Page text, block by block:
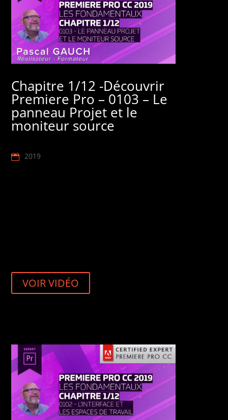
Chapitre 1/12 -Découvrir
Premiere Pro – 0103 – Le
panneau Projet et le
moniteur source
2019
VOIR VIDÉO